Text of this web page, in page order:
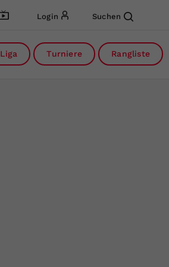
Login Suchen
Liga Turniere Rangliste